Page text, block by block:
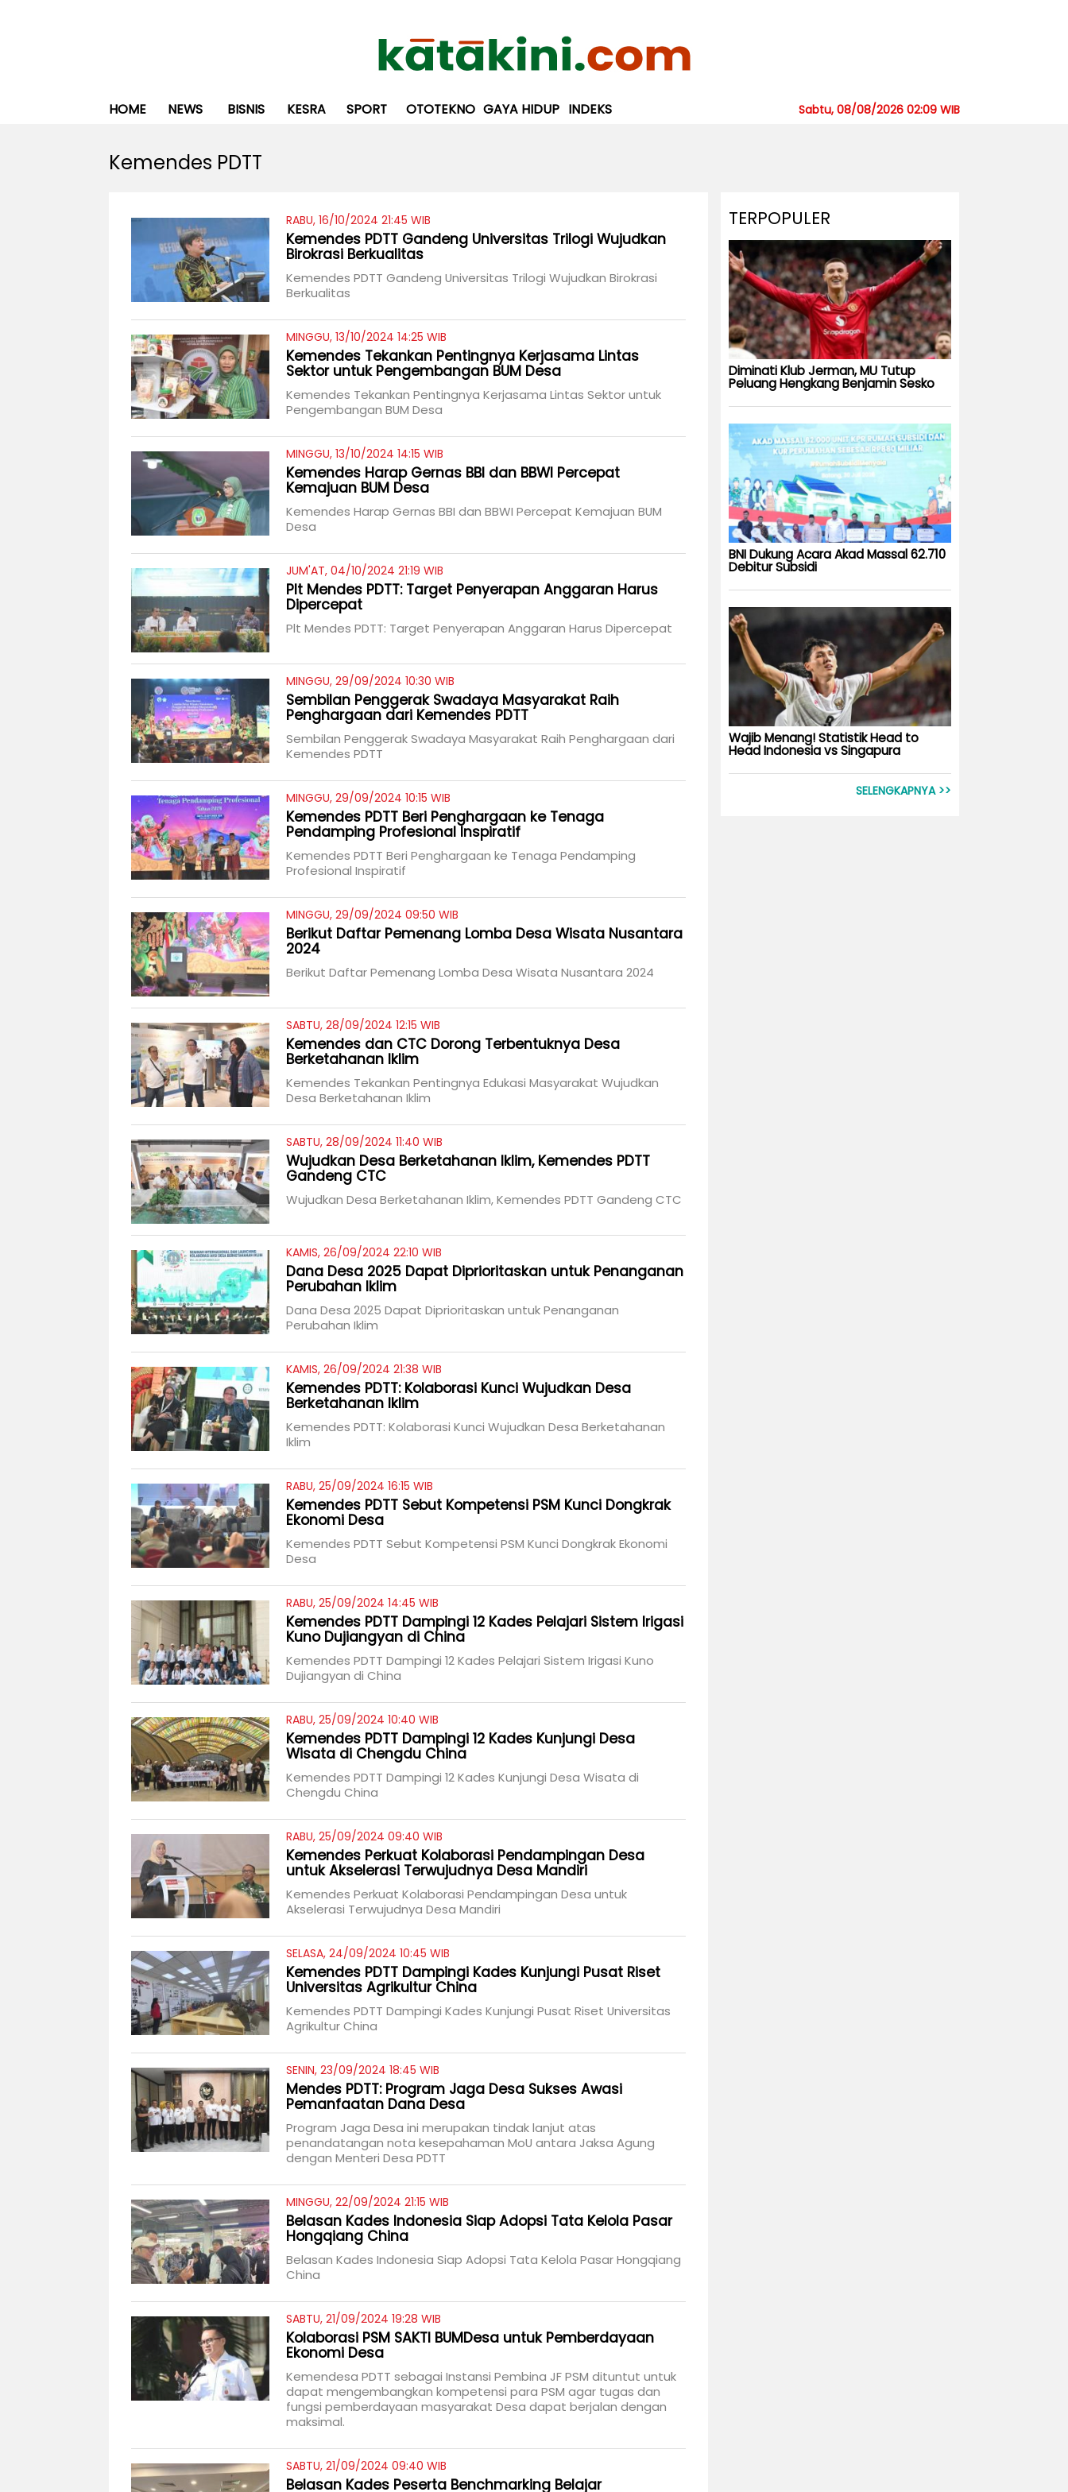
HOME NEWS BISNIS KESRA SPORT OTOTEKNO GAYA HIDUP INDEKS Sabtu, 08/08/2026 02:09 WIB
Kemendes PDTT
RABU, 16/10/2024 21:45 WIB
Kemendes PDTT Gandeng Universitas Trilogi Wujudkan
Birokrasi Berkualitas
Kemendes PDTT Gandeng Universitas Trilogi Wujudkan Birokrasi
Berkualitas
MINGGU, 13/10/2024 14:25 WIB
Kemendes Tekankan Pentingnya Kerjasama Lintas
Sektor untuk Pengembangan BUM Desa
Kemendes Tekankan Pentingnya Kerjasama Lintas Sektor untuk
Pengembangan BUM Desa
MINGGU, 13/10/2024 14:15 WIB
Kemendes Harap Gernas BBI dan BBWI Percepat
Kemajuan BUM Desa
Kemendes Harap Gernas BBI dan BBWI Percepat Kemajuan BUM
Desa
JUM'AT, 04/10/2024 21:19 WIB
Plt Mendes PDTT: Target Penyerapan Anggaran Harus
Dipercepat
Plt Mendes PDTT: Target Penyerapan Anggaran Harus Dipercepat
MINGGU, 29/09/2024 10:30 WIB
Sembilan Penggerak Swadaya Masyarakat Raih
Penghargaan dari Kemendes PDTT
Sembilan Penggerak Swadaya Masyarakat Raih Penghargaan dari
Kemendes PDTT
MINGGU, 29/09/2024 10:15 WIB
Kemendes PDTT Beri Penghargaan ke Tenaga
Pendamping Profesional Inspiratif
Kemendes PDTT Beri Penghargaan ke Tenaga Pendamping
Profesional Inspiratif
MINGGU, 29/09/2024 09:50 WIB
Berikut Daftar Pemenang Lomba Desa Wisata Nusantara
2024
Berikut Daftar Pemenang Lomba Desa Wisata Nusantara 2024
SABTU, 28/09/2024 12:15 WIB
Kemendes dan CTC Dorong Terbentuknya Desa
Berketahanan Iklim
Kemendes Tekankan Pentingnya Edukasi Masyarakat Wujudkan
Desa Berketahanan Iklim
SABTU, 28/09/2024 11:40 WIB
Wujudkan Desa Berketahanan Iklim, Kemendes PDTT
Gandeng CTC
Wujudkan Desa Berketahanan Iklim, Kemendes PDTT Gandeng CTC
KAMIS, 26/09/2024 22:10 WIB
Dana Desa 2025 Dapat Diprioritaskan untuk Penanganan
Perubahan Iklim
Dana Desa 2025 Dapat Diprioritaskan untuk Penanganan
Perubahan Iklim
KAMIS, 26/09/2024 21:38 WIB
Kemendes PDTT: Kolaborasi Kunci Wujudkan Desa
Berketahanan Iklim
Kemendes PDTT: Kolaborasi Kunci Wujudkan Desa Berketahanan
Iklim
RABU, 25/09/2024 16:15 WIB
Kemendes PDTT Sebut Kompetensi PSM Kunci Dongkrak
Ekonomi Desa
Kemendes PDTT Sebut Kompetensi PSM Kunci Dongkrak Ekonomi
Desa
RABU, 25/09/2024 14:45 WIB
Kemendes PDTT Dampingi 12 Kades Pelajari Sistem Irigasi
Kuno Dujiangyan di China
Kemendes PDTT Dampingi 12 Kades Pelajari Sistem Irigasi Kuno
Dujiangyan di China
RABU, 25/09/2024 10:40 WIB
Kemendes PDTT Dampingi 12 Kades Kunjungi Desa
Wisata di Chengdu China
Kemendes PDTT Dampingi 12 Kades Kunjungi Desa Wisata di
Chengdu China
RABU, 25/09/2024 09:40 WIB
Kemendes Perkuat Kolaborasi Pendampingan Desa
untuk Akselerasi Terwujudnya Desa Mandiri
Kemendes Perkuat Kolaborasi Pendampingan Desa untuk
Akselerasi Terwujudnya Desa Mandiri
SELASA, 24/09/2024 10:45 WIB
Kemendes PDTT Dampingi Kades Kunjungi Pusat Riset
Universitas Agrikultur China
Kemendes PDTT Dampingi Kades Kunjungi Pusat Riset Universitas
Agrikultur China
SENIN, 23/09/2024 18:45 WIB
Mendes PDTT: Program Jaga Desa Sukses Awasi
Pemanfaatan Dana Desa
Program Jaga Desa ini merupakan tindak lanjut atas
penandatangan nota kesepahaman MoU antara Jaksa Agung
dengan Menteri Desa PDTT
MINGGU, 22/09/2024 21:15 WIB
Belasan Kades Indonesia Siap Adopsi Tata Kelola Pasar
Hongqiang China
Belasan Kades Indonesia Siap Adopsi Tata Kelola Pasar Hongqiang
China
SABTU, 21/09/2024 19:28 WIB
Kolaborasi PSM SAKTI BUMDesa untuk Pemberdayaan
Ekonomi Desa
Kemendesa PDTT sebagai Instansi Pembina JF PSM dituntut untuk
dapat mengembangkan kompetensi para PSM agar tugas dan
fungsi pemberdayaan masyarakat Desa dapat berjalan dengan
maksimal.
SABTU, 21/09/2024 09:40 WIB
Belasan Kades Peserta Benchmarking Belajar
TERPOPULER
Diminati Klub Jerman, MU Tutup
Peluang Hengkang Benjamin Sesko
BNI Dukung Acara Akad Massal 62.710
Debitur Subsidi
Wajib Menang! Statistik Head to
Head Indonesia vs Singapura
SELENGKAPNYA >>